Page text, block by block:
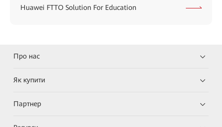
Huawei FTTO Solution For Education
Про нас
Як купити
Партнер